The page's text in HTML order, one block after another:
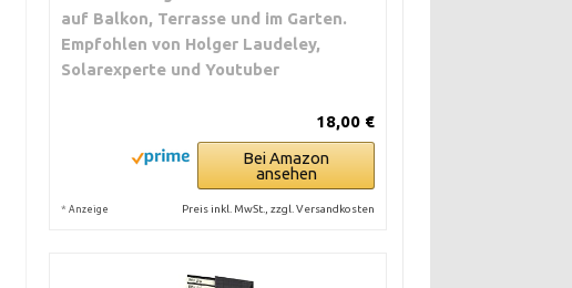
auf Balkon, Terrasse und im Garten.
Empfohlen von Holger Laudeley,
Solarexperte und Youtuber
18,00 €
Bei Amazon
ansehen
* Anzeige Preis inkl. MwSt., zzgl. Versandkosten